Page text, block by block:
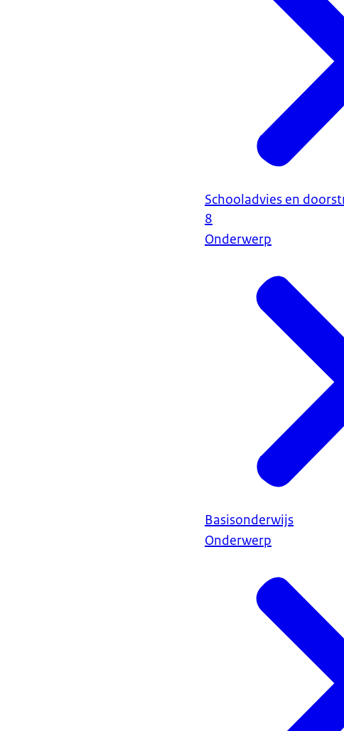
Schooladvies en
8
Onderwerp
Basisonderwijs
Onderwerp